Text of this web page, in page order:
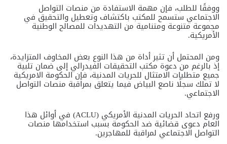
ووفقًا للطلب، فإن مهمة الاستفادة من منصات التواصل
الاجتماعي ستسمح للمكتب باكتشاف وتعطيل والتحقيق في
مجموعة متنوعة ومتنامية من التهديدات للمصالح الوطنية
الأمريكية.
ومن المحتمل أن تثير أداة من هذا النوع بعض المخاوف المتزايدة،
إذ بالرغم من دعوة مكتب التحقيقات الفيدرالي إلى ضمان تلبية
جميع متطلبات الامتثال للحريات المدنية، فإن الحكومة الامريكية
لا تملك سجلًا ناصع البياض فيما يتعلق بمراقبة منصات التواصل
الاجتماعي.
ورفع اتحاد الحريات المدنية الأمريكي (ACLU) في أوائل هذا
العام دعوى قضائية ضد الحكومة بسبب استخدامها منصات
التواصل الاجتماعي لمراقبة للمهاجرين.